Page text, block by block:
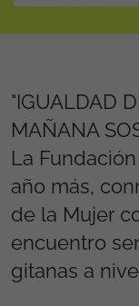
"IGUALDAD
MAÑANA
La
año más,
de la Mujer
encuentro
gitanas a